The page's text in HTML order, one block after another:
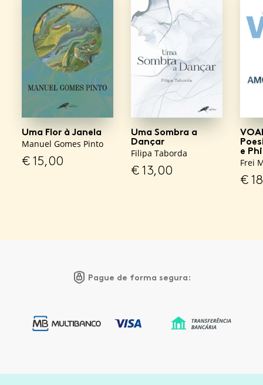
Uma Flor à Janela
Manuel Gomes Pinto
€15,00
Uma Sombra a
Dançar
Filipa Taborda
€13,00
e
Frei
€
Pague de forma segura: